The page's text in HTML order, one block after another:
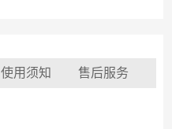
使用须知 售后服务